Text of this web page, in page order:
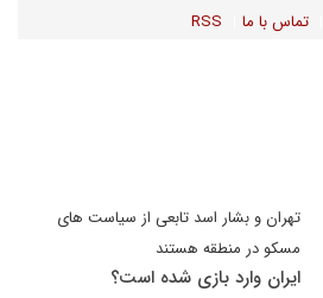
تماس با ما RSS
تهران و بشار اسد تابعی از سیاست های
مسکو در منطقه هستند
ایران وارد بازی شده است؟